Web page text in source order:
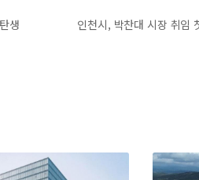
생 인천시, 박찬대 시장 취임